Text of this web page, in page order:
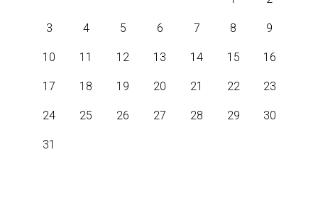
3 4 5 6 7 8 9
10 11 12 13 14 15 16
17 18 19 20 21 22 23
24 25 26 27 28 29 30
31